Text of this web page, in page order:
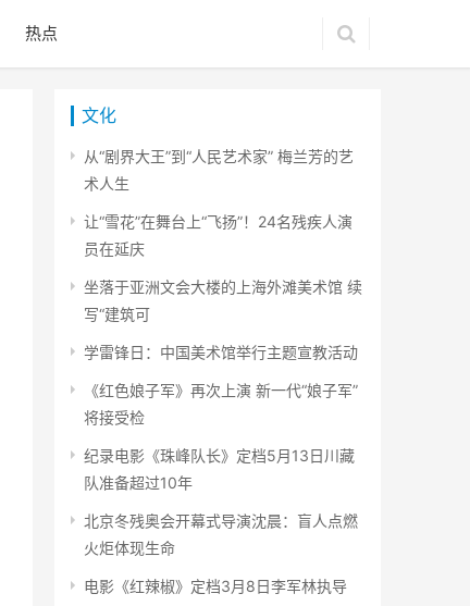
热点
文化
从“剧界大王”到“人民艺术家” 梅兰芳的艺
术人生
让“雪花”在舞台上“飞扬”！24名残疾人演
员在延庆
坐落于亚洲文会大楼的上海外滩美术馆 续
写“建筑可
学雷锋日：中国美术馆举行主题宣教活动
《红色娘子军》再次上演 新一代“娘子军”
将接受检
纪录电影《珠峰队长》定档5月13日川藏
队准备超过10年
北京冬残奥会开幕式导演沈晨：盲人点燃
火炬体现生命
电影《红辣椒》定档3月8日李军林执导